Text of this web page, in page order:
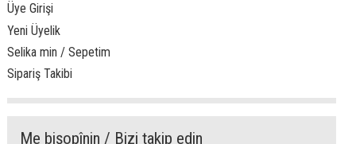
Üye Girişi
Yeni Üyelik
Selika min / Sepetim
Sipariş Takibi
Me bişopînin / Bizi takip edin